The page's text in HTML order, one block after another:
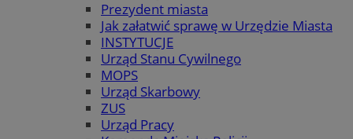
Prezydent miasta
Jak załatwić sprawę w Urzędzie Miasta
INSTYTUCJE
Urząd Stanu Cywilnego
MOPS
Urząd Skarbowy
ZUS
Urząd Pracy